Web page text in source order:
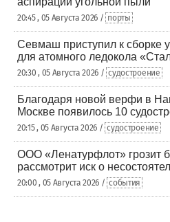
20:45 , 05 Августа 2026 / порты
Севмаш приступил к сборке
для атомного ледокола
20:30 , 05 Августа 2026 / судостроение
Благодаря новой верфи в
Москве появилось 10
20:15 , 05 Августа 2026 / судостроение
ООО «Ленатурфлот» грозит
рассмотрит иск о
20:00 , 05 Августа 2026 / события